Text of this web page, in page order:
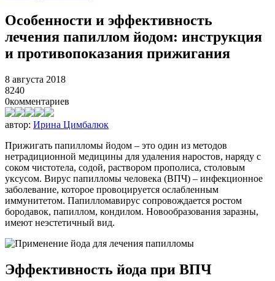
Особенности и эффективность
лечения папиллом йодом: инструкция
и противопоказания прижигания
8 августа 2018
8240
0комментариев
автор: Ирина Цимбалюк
Прижигать папилломы йодом – это один из методов
нетрадиционной медицины для удаления наростов, наряду с
соком чистотела, содой, раствором прополиса, столовым
уксусом. Вирус папилломы человека (ВПЧ) – инфекционное
заболевание, которое провоцируется ослабленным
иммунитетом. Папилломавирус сопровождается ростом
бородавок, папиллом, кондилом. Новообразования заразны,
имеют неэстетичный вид.
Эффективность йода при ВПЧ